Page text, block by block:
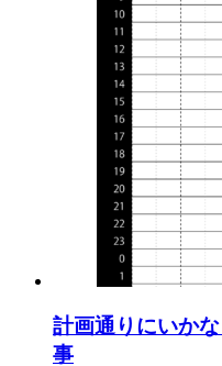
計画通りにいか
事